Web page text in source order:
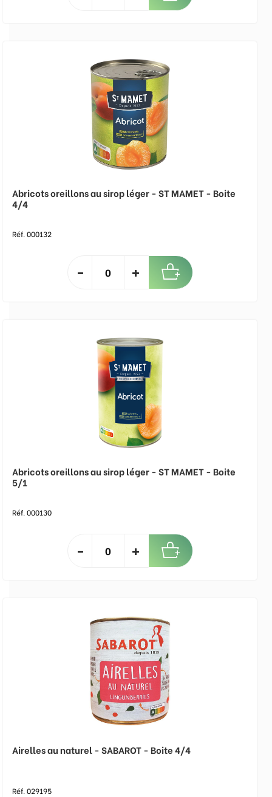
Abricots oreillons au sirop léger - ST MAMET - Boite
4/4
Réf. 000132
Abricots oreillons au sirop léger - ST MAMET - Boite
5/1
Réf. 000130
Airelles au naturel - SABAROT - Boite 4/4
Réf. 029195